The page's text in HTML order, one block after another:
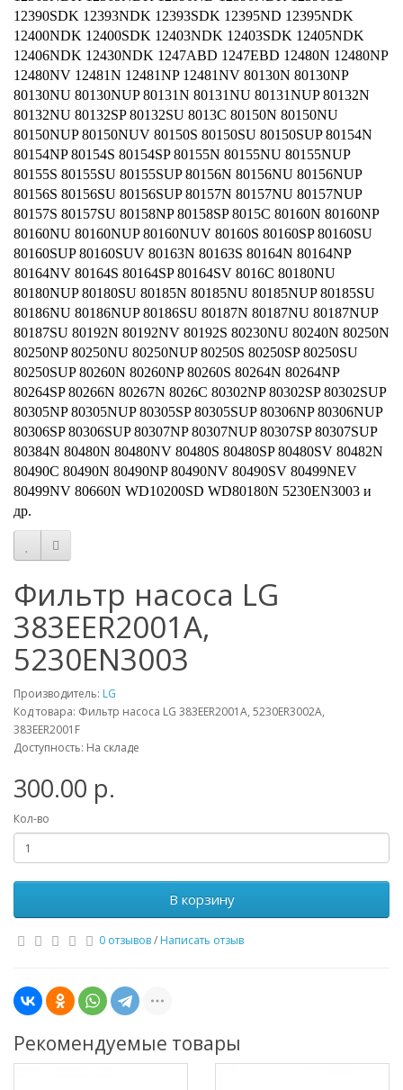
12390SDK 12393NDK 12393SDK 12395ND 12395NDK
12400NDK 12400SDK 12403NDK 12403SDK 12405NDK
12406NDK 12430NDK 1247ABD 1247EBD 12480N 12480NP
12480NV 12481N 12481NP 12481NV 80130N 80130NP
80130NU 80130NUP 80131N 80131NU 80131NUP 80132N
80132NU 80132SP 80132SU 8013C 80150N 80150NU
80150NUP 80150NUV 80150S 80150SU 80150SUP 80154N
80154NP 80154S 80154SP 80155N 80155NU 80155NUP
80155S 80155SU 80155SUP 80156N 80156NU 80156NUP
80156S 80156SU 80156SUP 80157N 80157NU 80157NUP
80157S 80157SU 80158NP 80158SP 8015C 80160N 80160NP
80160NU 80160NUP 80160NUV 80160S 80160SP 80160SU
80160SUP 80160SUV 80163N 80163S 80164N 80164NP
80164NV 80164S 80164SP 80164SV 8016C 80180NU
80180NUP 80180SU 80185N 80185NU 80185NUP 80185SU
80186NU 80186NUP 80186SU 80187N 80187NU 80187NUP
80187SU 80192N 80192NV 80192S 80230NU 80240N 80250N
80250NP 80250NU 80250NUP 80250S 80250SP 80250SU
80250SUP 80260N 80260NP 80260S 80264N 80264NP
80264SP 80266N 80267N 8026C 80302NP 80302SP 80302SUP
80305NP 80305NUP 80305SP 80305SUP 80306NP 80306NUP
80306SP 80306SUP 80307NP 80307NUP 80307SP 80307SUP
80384N 80480N 80480NV 80480S 80480SP 80480SV 80482N
80490C 80490N 80490NP 80490NV 80490SV 80499NEV
80499NV 80660N WD10200SD WD80180N 5230EN3003 и
др.
Фильтр насоса LG
383EER2001A,
5230EN3003
Производитель: LG
Код товара: Фильтр насоса LG 383EER2001A, 5230ER3002A,
383EER2001F
Доступность: На складе
300.00 р.
Кол-во
В корзину
0 отзывов/ Написать отзыв
Рекомендуемые товары